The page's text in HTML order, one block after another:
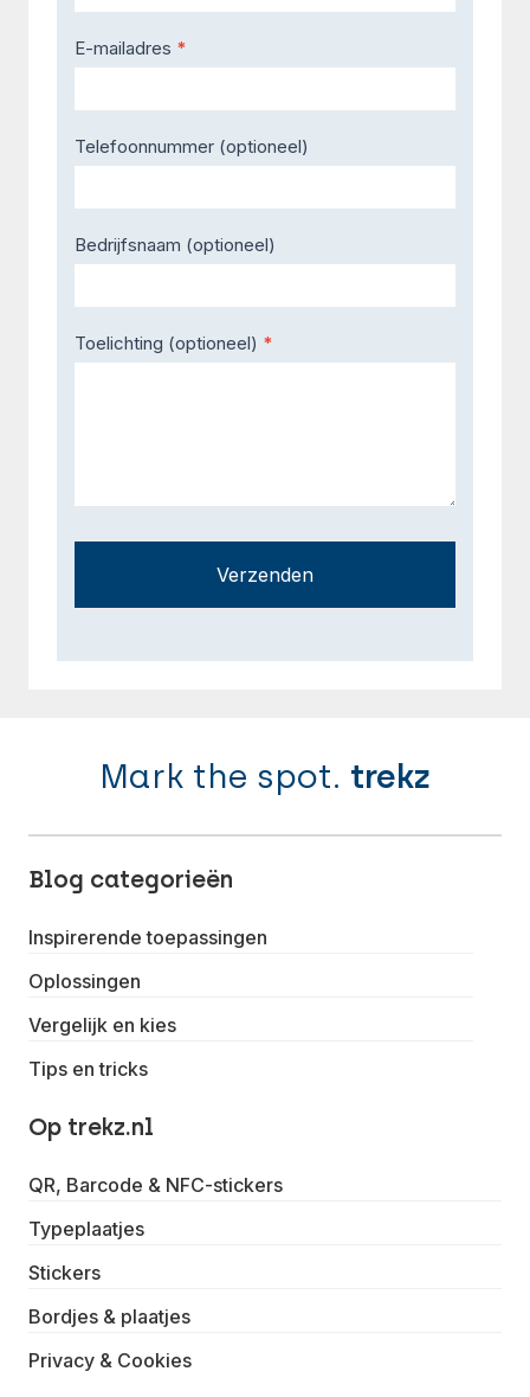
E-mailadres *
Telefoonnummer (optioneel)
Bedrijfsnaam (optioneel)
Toelichting (optioneel) *
Verzenden
Mark the spot. trekz
Blog categorieën
Inspirerende toepassingen
Oplossingen
Vergelijk en kies
Tips en tricks
Op trekz.nl
QR, Barcode & NFC-stickers
Typeplaatjes
Stickers
Bordjes & plaatjes
Privacy & Cookies